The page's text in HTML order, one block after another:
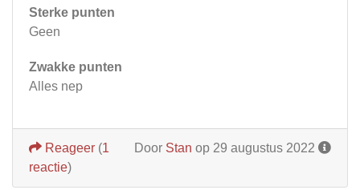
Sterke punten
Geen
Zwakke punten
Alles nep
Door Stan op 29 augustus 2022
Reageer (1
reactie)